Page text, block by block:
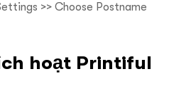
>> Choose Postname
hoạt Printiful